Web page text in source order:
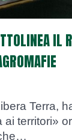
IL
Terra,
territori»